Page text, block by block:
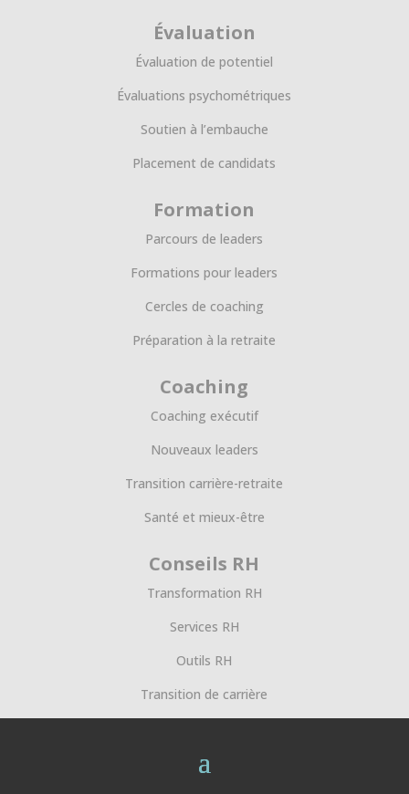
Évaluation
Évaluation de potentiel
Évaluations psychométriques
Soutien à l’embauche
Placement de candidats
Formation
Parcours de leaders
Formations pour leaders
Cercles de coaching
Préparation à la retraite
Coaching
Coaching exécutif
Nouveaux leaders
Transition carrière-retraite
Santé et mieux-être
Conseils RH
Transformation RH
Services RH
Outils RH
Transition de carrière